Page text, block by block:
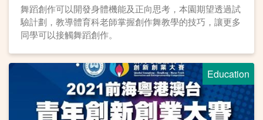
舞蹈創作可以開發身體機能及正向思考，本園期望透過試
驗計劃，教導體育科老師掌握創作舞教學的技巧，讓更多
同學可以接觸舞蹈創作。
Education